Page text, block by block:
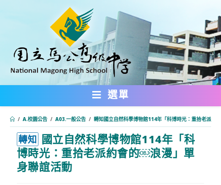
內
選單
/ A.校園公告 / A03.一般公告 / 轉知國立自然科學博物館114年「科博時光：重拾老派約
轉知 國立自然科學博物館114年「科
博時光：重拾老派約會的￼浪漫」單
身聯誼活動